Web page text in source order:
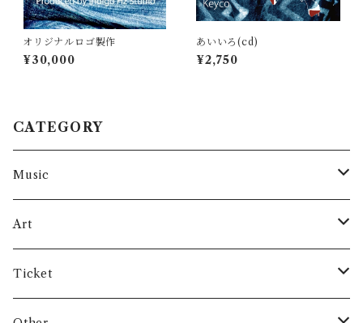
オリジナルロゴ製作
¥30,000
あいいろ(cd)
¥2,750
CATEGORY
Music
cd
vinyl
Art
Keyco’s art
Ticket